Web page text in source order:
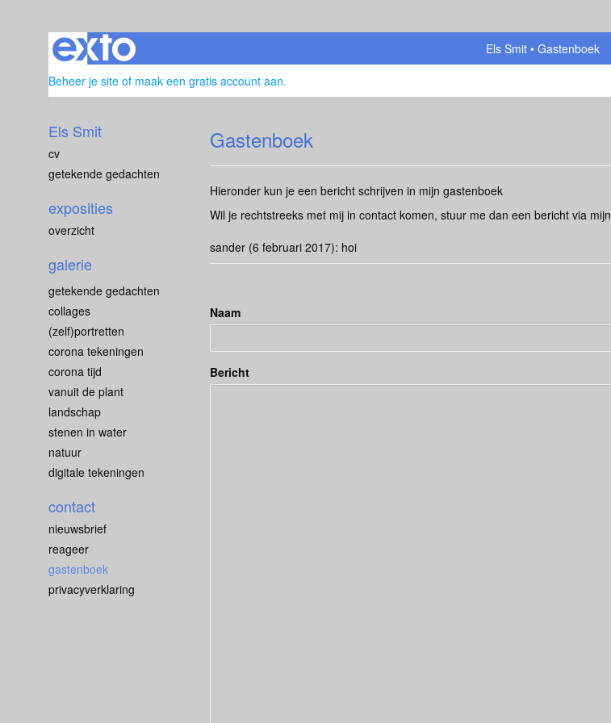
Els Smit
Gastenboek
Beheer je site of maak een gratis account aan.
Gastenboek
Hieronder kun je een bericht schrijven in mijn gastenboek
Wil je rechtstreeks met mij in contact komen, stuur me dan een bericht via mijn
sander (6 februari 2017): hoi
Naam
Bericht
Els Smit
cv
getekende gedachten
exposities
overzicht
galerie
getekende gedachten
collages
(zelf)portretten
corona tekeningen
corona tijd
vanuit de plant
landschap
stenen in water
natuur
digitale tekeningen
contact
nieuwsbrief
reageer
gastenboek
privacyverklaring